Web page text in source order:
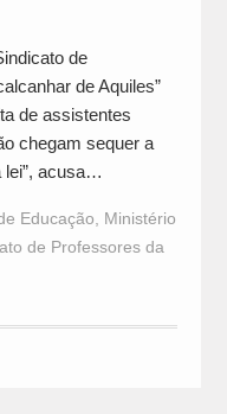
de
de Aquiles”
de assistentes
chegam sequer a
lei”, acusa…
Educação
Ministério
de Professores da